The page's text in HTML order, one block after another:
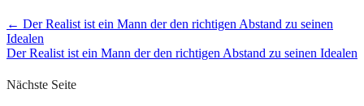
← Der Realist ist ein Mann der den richtigen Abstand zu seinen
Idealen
Der Realist ist ein Mann der den richtigen Abstand zu seinen Idealen
Nächste Seite